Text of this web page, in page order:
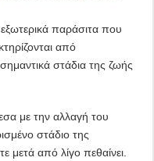
παράσιτα που
από
στάδια της ζωής
με την αλλαγή του
στάδιο της
μετά από λίγο πεθαίνει.